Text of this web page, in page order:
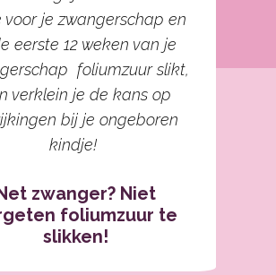
voor je zwangerschap en
eerste 12 weken van je
foliumzuur slikt,
verklein je de kans op
bij je ongeboren
kindje!
zwanger? Niet
foliumzuur te
slikken!